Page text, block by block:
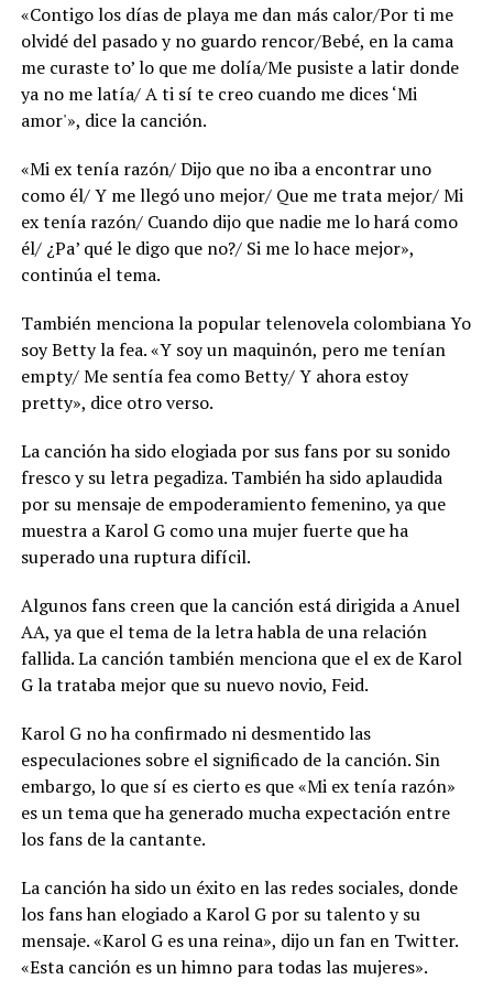
«Contigo los días de playa me dan más calor/Por ti me
olvidé del pasado y no guardo rencor/Bebé, en la cama
me curaste to’ lo que me dolía/Me pusiste a latir donde
ya no me latía/ A ti sí te creo cuando me dices ‘Mi
amor'», dice la canción.
«Mi ex tenía razón/ Dijo que no iba a encontrar uno
como él/ Y me llegó uno mejor/ Que me trata mejor/ Mi
ex tenía razón/ Cuando dijo que nadie me lo hará como
él/ ¿Pa’ qué le digo que no?/ Si me lo hace mejor»,
continúa el tema.
También menciona la popular telenovela colombiana Yo
soy Betty la fea. «Y soy un maquinón, pero me tenían
empty/ Me sentía fea como Betty/ Y ahora estoy
pretty», dice otro verso.
La canción ha sido elogiada por sus fans por su sonido
fresco y su letra pegadiza. También ha sido aplaudida
por su mensaje de empoderamiento femenino, ya que
muestra a Karol G como una mujer fuerte que ha
superado una ruptura difícil.
Algunos fans creen que la canción está dirigida a Anuel
AA, ya que el tema de la letra habla de una relación
fallida. La canción también menciona que el ex de Karol
G la trataba mejor que su nuevo novio, Feid.
Karol G no ha confirmado ni desmentido las
especulaciones sobre el significado de la canción. Sin
embargo, lo que sí es cierto es que «Mi ex tenía razón»
es un tema que ha generado mucha expectación entre
los fans de la cantante.
La canción ha sido un éxito en las redes sociales, donde
los fans han elogiado a Karol G por su talento y su
mensaje. «Karol G es una reina», dijo un fan en Twitter.
«Esta canción es un himno para todas las mujeres».